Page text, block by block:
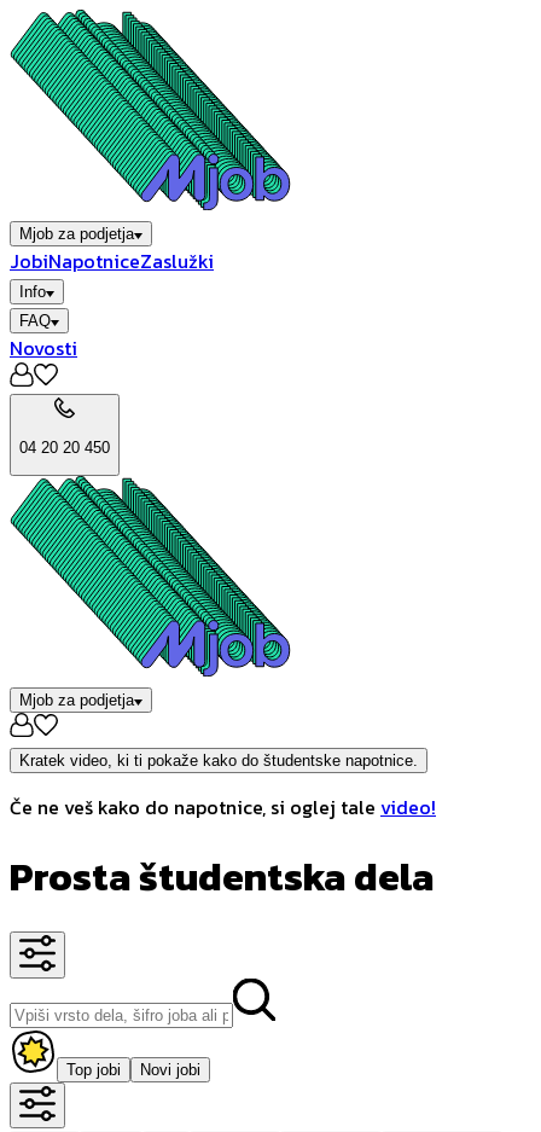
Mjob za podjetja
JobiNapotniceZaslužki
Info
FAQ
Novosti
04 20 20 450
Mjob za podjetja
Kratek video, ki ti pokaže kako do študentske napotnice.
Če ne veš kako do napotnice, si oglej tale video!
Prosta študentska dela
Top jobi Novi jobi